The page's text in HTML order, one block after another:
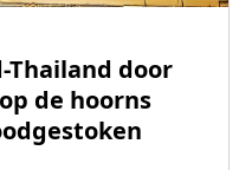
Thailand door
de hoorns